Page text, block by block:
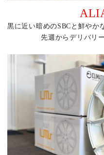
黒に近い暗めのSBCと鮮やか
先週からデリバリ